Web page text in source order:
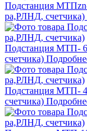
Подстанция
ра,РЛНД, счетчика)
Подстанция МТП-
счетчика)
Подстанция МТП-
счетчика)